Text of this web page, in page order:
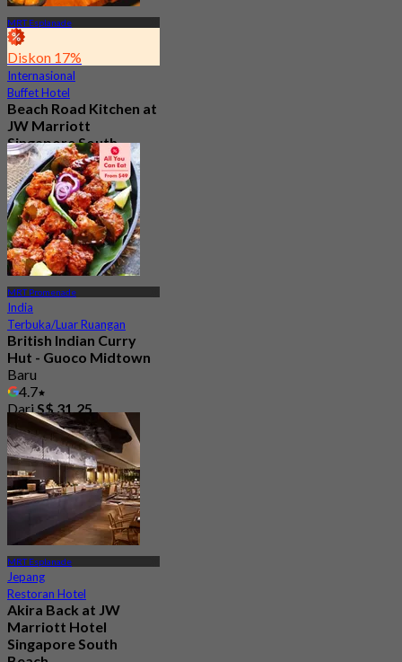
MRT Esplanade
Diskon 17%
Internasional
Buffet Hotel
Beach Road Kitchen at
JW Marriott
Singapore South
Beach
5.0
247 telah dipesan
DariS$ 78
MRT Promenade
India
Terbuka/Luar Ruangan
British Indian Curry
Hut - Guoco Midtown
Baru
4.7
Dari S$ 31.25
MRT Esplanade
Jepang
Restoran Hotel
Akira Back at JW
Marriott Hotel
Singapore South